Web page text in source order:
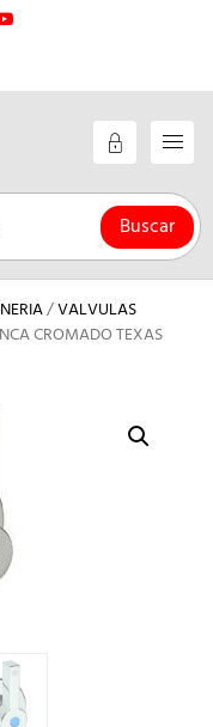
Buscar
/VALVULAS
CROMADO TEXAS